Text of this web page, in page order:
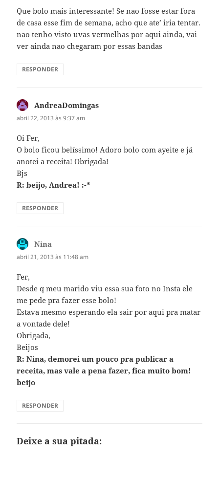
Que bolo mais interessante! Se nao fosse estar fora
de casa esse fim de semana, acho que ate’ iria tentar.
nao tenho visto uvas vermelhas por aqui ainda, vai
ver ainda nao chegaram por essas bandas
RESPONDER
AndreaDomingas
abril 22, 2013 às 9:37 am
Oi Fer,
O bolo ficou belíssimo! Adoro bolo com ayeite e já
anotei a receita! Obrigada!
Bjs
R: beijo, Andrea! :-*
RESPONDER
Nina
abril 21, 2013 às 11:48 am
Fer,
Desde q meu marido viu essa sua foto no Insta ele
me pede pra fazer esse bolo!
Estava mesmo esperando ela sair por aqui pra matar
a vontade dele!
Obrigada,
Beijos
R: Nina, demorei um pouco pra publicar a
receita, mas vale a pena fazer, fica muito bom!
beijo
RESPONDER
Deixe a sua pitada: